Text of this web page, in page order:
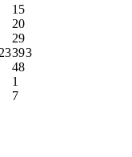
15
20
29
39
48
1
7
3